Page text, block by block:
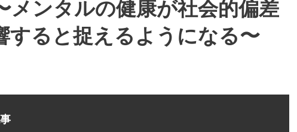
メンタルの健康が社会的偏差
すると捉えるようになる〜